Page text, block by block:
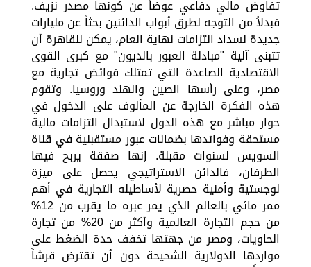
تفاوض مالي دفاعي عوضاً عن كونها مصدر نزيف.
فبدلاً من التوجه لطرق أبواب الدائنين بحثاً عن مليارات
جديدة لسداد التزامات نهاية العام، يمكن للقاهرة أن
تتبنى آلية "مبادلة العبور بالديون" مع كبرى القوى
الاقتصادية الصاعدة التي تمتلك فوائض تجارية مع
مصر، وعلى رأسها الصين والهند وروسيا. وتقوم
هذه الفكرة الخارجة عن المألوف على الدخول في
حوار مباشر مع هذه الدول لاستبدال التزامات مالية
مستحقة وفوائدها بضمانات عبور مستقبلية في قناة
السويس لسنوات مقبلة. إنها صفقة يربح فيها
الطرفان، فالدائن الاستراتيجي يحصل على ميزة
لوجستية وأمنية حصرية لأساطيله التجارية في أهم
ممر مائي بالعالم الذي يمر عبره ما يقرب من 12%
من حجم التجارة العالمية وأكثر من 20% من تجارة
الحاويات، ومصر من جهتها تخفف حدة الضغط على
مواردها الدولارية الشحيحة دون أن تقترض قرشاً